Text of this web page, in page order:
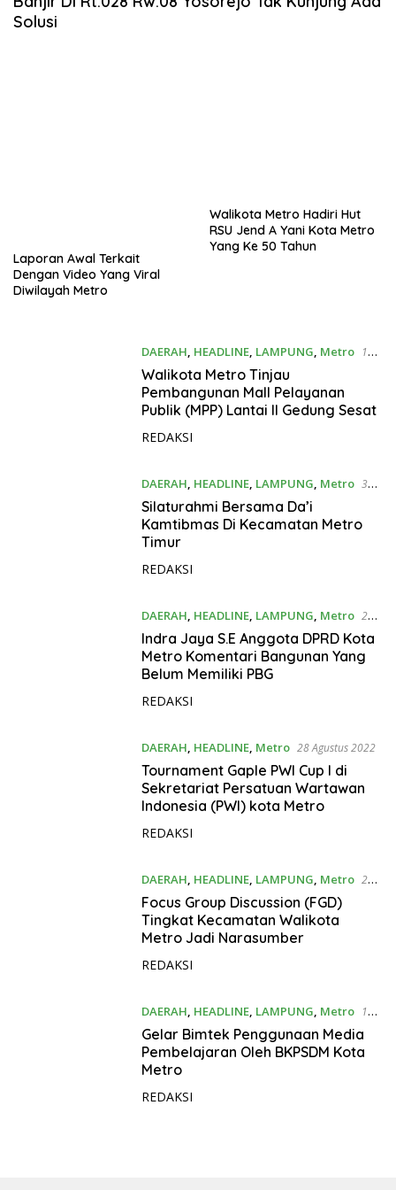
Solusi
Laporan Awal Terkait
Dengan Video Yang Viral
Diwilayah Metro
Walikota Metro Hadiri Hut
RSU Jend A Yani Kota Metro
Yang Ke 50 Tahun
DAERAH HEADLINE, LAMPUNG Metro
1
September 2022
Walikota Metro Tinjau
Pembangunan Mall Pelayanan
Publik (MPP) Lantai II Gedung Sesat
REDAKSI
DAERAH HEADLINE, LAMPUNG Metro 31
Agustus 2022
Silaturahmi Bersama Da’i
Kamtibmas Di Kecamatan Metro
Timur
REDAKSI
DAERAH HEADLINE, LAMPUNG Metro 29
Agustus 2022
Indra Jaya S.E Anggota DPRD Kota
Metro Komentari Bangunan Yang
Belum Memiliki PBG
REDAKSI
DAERAH HEADLINE, Metro 28 Agustus 2022
Tournament Gaple PWI Cup I di
Sekretariat Persatuan Wartawan
Indonesia (PWI) kota Metro
REDAKSI
DAERAH HEADLINE, LAMPUNG Metro 24
Agustus 2022
Focus Group Discussion (FGD)
Tingkat Kecamatan Walikota
Metro Jadi Narasumber
REDAKSI
DAERAH HEADLINE, LAMPUNG Metro
11
Agustus 2022
Gelar Bimtek Penggunaan Media
Pembelajaran Oleh BKPSDM Kota
Metro
REDAKSI